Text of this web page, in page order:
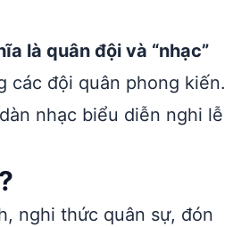
là quân đội và “nhạc”
các đội quân phong kiến.
nhạc biểu diễn nghi lễ
nghi thức quân sự, đón